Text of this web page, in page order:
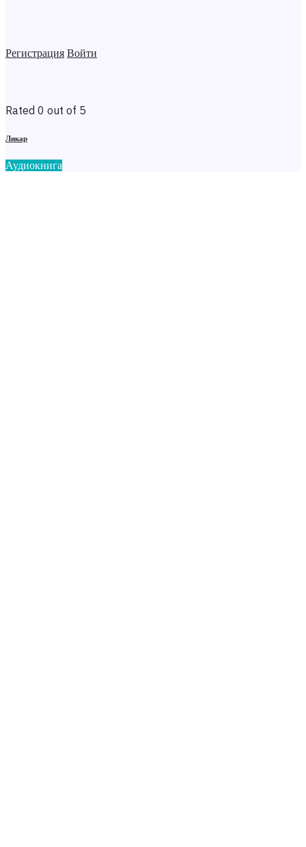
Регистрация Войти
Rated 0 out of 5
Ликар
Аудиокнига